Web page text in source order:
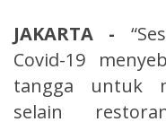
JAKARTA -
Covid-19
tangga untuk
selain